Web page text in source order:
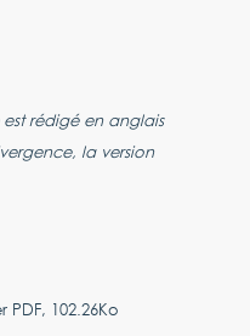
rédigé en anglais
la version
PDF, 102.26Ko